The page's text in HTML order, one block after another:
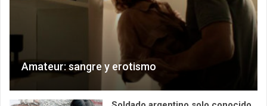
Amateur: sangre y erotismo